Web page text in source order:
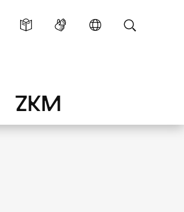
ZKM